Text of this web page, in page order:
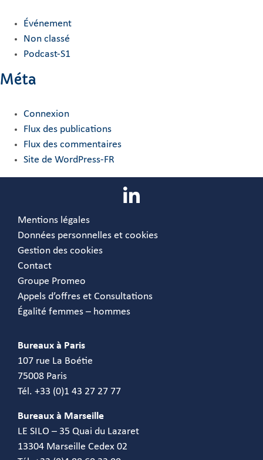
Événement
Non classé
Podcast-S1
Méta
Connexion
Flux des publications
Flux des commentaires
Site de WordPress-FR
Mentions légales
Données personnelles et cookies
Gestion des cookies
Contact
Groupe Promeo
Appels d’offres et Consultations
Égalité femmes – hommes
Bureaux à Paris
107 rue La Boétie
75008 Paris
Tél. +33 (0)1 43 27 27 77
Bureaux à Marseille
LE SILO – 35 Quai du Lazaret
13304 Marseille Cedex 02